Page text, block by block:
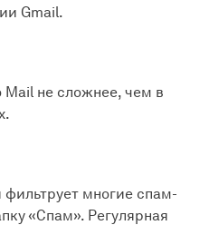
Gmail.
Mail не сложнее, чем в
фильтрует многие спам-
«Спам». Регулярная